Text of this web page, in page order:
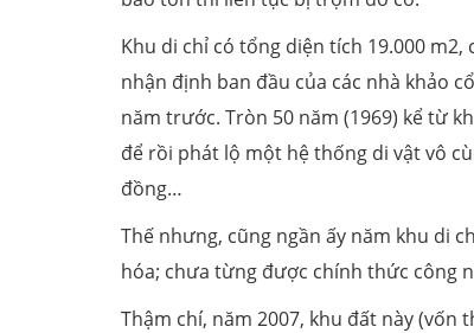
Khu di chỉ có tổng diện tích 19.000
nhận định ban đầu của các nhà khảo
năm trước. Tròn 50 năm (1969) kể từ
để rồi phát lộ một hệ thống di vật vô
đồng…
Thế nhưng, cũng ngần ấy năm khu di
hóa; chưa từng được chính thức công
Thậm chí, năm 2007, khu đất này (vốn